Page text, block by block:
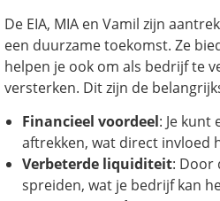
De EIA, MIA en Vamil zijn
een duurzame toekomst. Ze
helpen je ook om als bedrijf te
versterken. Dit zijn de
Financieel voordeel: Je
aftrekken, wat direct invloed
Verbeterde liquiditeit: Door
spreiden, wat je bedrijf kan